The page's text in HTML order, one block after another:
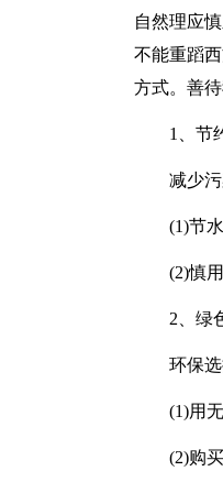
自然理应
不能重蹈
方式。善
1、节
减少
(1)节
(2)慎
2、绿
环保
(1)用
(2)购